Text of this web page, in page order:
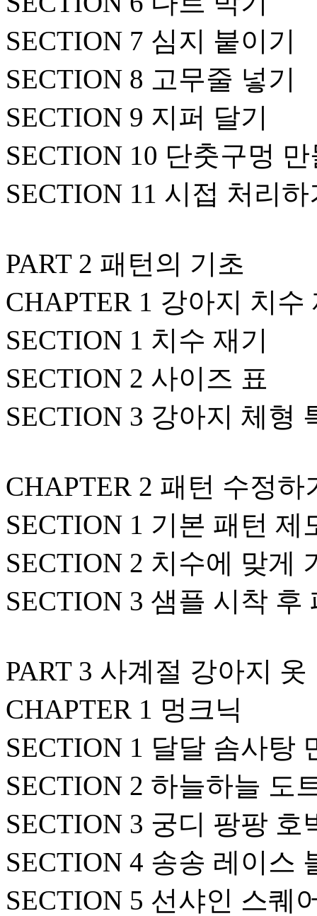
SECTION 7 심지 붙이기
SECTION 8 고무줄 넣기
SECTION 9 지퍼 달기
SECTION 10 단춧구멍
SECTION 11 시접 처리하
PART 2 패턴의 기초
CHAPTER 1 강아지 치수
SECTION 1 치수 재기
SECTION 2 사이즈 표
SECTION 3 강아지 체형
CHAPTER 2 패턴 수정하
SECTION 1 기본 패턴 제
SECTION 2 치수에 맞게
SECTION 3 샘플 시착 후
PART 3 사계절 강아지 옷
CHAPTER 1 멍크닉
SECTION 1 달달 솜사탕
SECTION 2 하늘하늘 도
SECTION 3 궁디 팡팡 호
SECTION 4 송송 레이스
SECTION 5 선샤인 스퀘